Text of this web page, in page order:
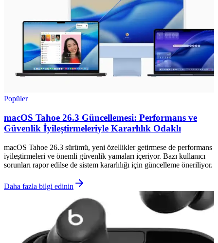
Popüler
macOS Tahoe 26.3 Güncellemesi: Performans ve
Güvenlik İyileştirmeleriyle Kararlılık Odaklı
macOS Tahoe 26.3 sürümü, yeni özellikler getirmese de performans
iyileştirmeleri ve önemli güvenlik yamaları içeriyor. Bazı kullanıcı
sorunları rapor edilse de sistem kararlılığı için güncelleme öneriliyor.
Daha fazla bilgi edinin